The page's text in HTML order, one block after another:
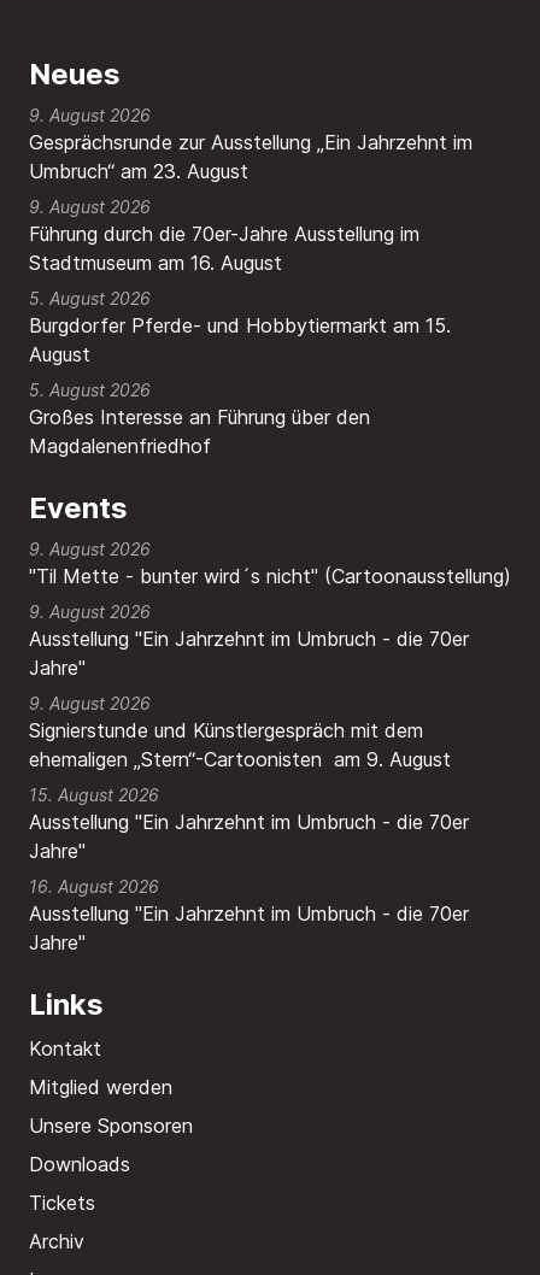
Neues
Gesprächsrunde zur Ausstellung „Ein Jahrzehnt im
Umbruch“ am 23. August
9. August 2026
Führung durch die 70er-Jahre Ausstellung im
Stadtmuseum am 16. August
9. August 2026
Burgdorfer Pferde- und Hobbytiermarkt am 15.
August
5. August 2026
Großes Interesse an Führung über den
Magdalenenfriedhof
5. August 2026
Events
9. August 2026
"Til Mette - bunter wird´s nicht" (Cartoonausstellung)
9. August 2026
Ausstellung "Ein Jahrzehnt im Umbruch - die 70er
Jahre"
9. August 2026
Signierstunde und Künstlergespräch mit dem
ehemaligen „Stern“-Cartoonisten am 9. August
15. August 2026
Ausstellung "Ein Jahrzehnt im Umbruch - die 70er
Jahre"
16. August 2026
Ausstellung "Ein Jahrzehnt im Umbruch - die 70er
Jahre"
Links
Kontakt
Mitglied werden
Unsere Sponsoren
Downloads
Tickets
Archiv